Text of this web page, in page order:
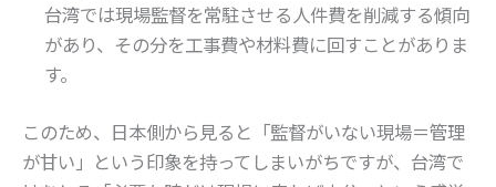
台湾では現場監督を常駐させる人件費を削減する傾向
があり、その分を工事費や材料費に回すことがありま
す。
このため、日本側から見ると「監督がいない現場＝管理
が甘い」という印象を持ってしまいがちですが、台湾で